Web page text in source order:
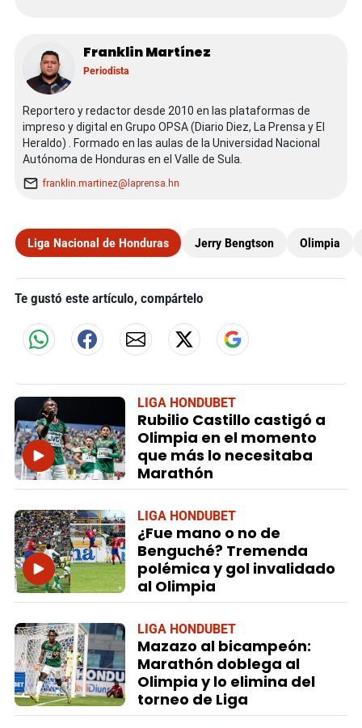
Franklin Martínez
Periodista
Reportero y redactor desde 2010 en las plataformas de
impreso y digital en Grupo OPSA (Diario Diez, La Prensa y El
Heraldo) . Formado en las aulas de la Universidad Nacional
Autónoma de Honduras en el Valle de Sula.
franklin.martinez@laprensa.hn
Liga Nacional de Honduras Jerry Bengtson Olimpia
Te gustó este artículo, compártelo
LIGA HONDUBET
Rubilio Castillo castigó a
Olimpia en el momento
que más lo necesitaba
Marathón
LIGA HONDUBET
¿Fue mano o no de
Benguché? Tremenda
polémica y gol invalidado
al Olimpia
LIGA HONDUBET
Mazazo al bicampeón:
Marathón doblega al
Olimpia y lo elimina del
torneo de Liga